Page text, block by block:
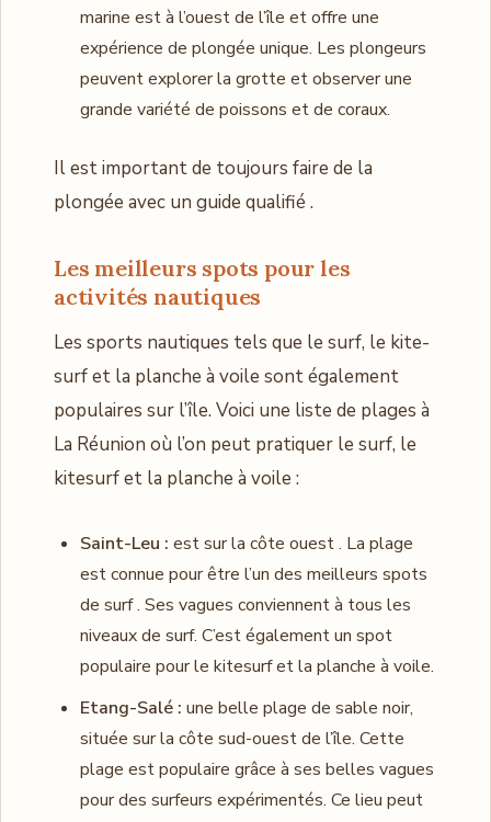
marine est à l’ouest de l’île et offre une
expérience de plongée unique. Les plongeurs
peuvent explorer la grotte et observer une
grande variété de poissons et de coraux.
Il est important de toujours faire de la
plongée avec un guide qualifié .
Les meilleurs spots pour les
activités nautiques
Les sports nautiques tels que le surf, le kite-
surf et la planche à voile sont également
populaires sur l’île. Voici une liste de plages à
La Réunion où l’on peut pratiquer le surf, le
kitesurf et la planche à voile :
Saint-Leu : est sur la côte ouest . La plage
est connue pour être l’un des meilleurs spots
de surf . Ses vagues conviennent à tous les
niveaux de surf. C’est également un spot
populaire pour le kitesurf et la planche à voile.
Etang-Salé : une belle plage de sable noir,
située sur la côte sud-ouest de l’île. Cette
plage est populaire grâce à ses belles vagues
pour des surfeurs expérimentés. Ce lieu peut